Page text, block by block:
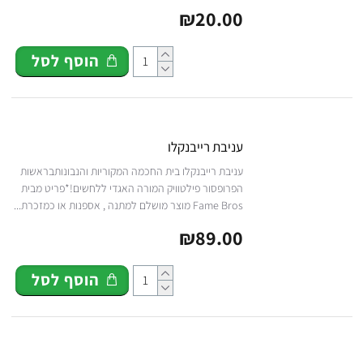
₪20.00
הוסף לסל
עניבת רייבנקלו
עניבת רייבנקלו בית החכמה המקוריות והנבונותבראשות
הפרופסור פילטוויק המורה האגדי ללחשים!*פריט מבית
Fame Bros מוצר מושלם למתנה , אספנות או כמזכרת...
₪89.00
הוסף לסל